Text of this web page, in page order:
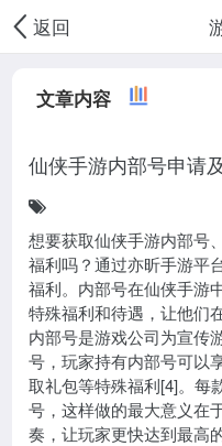
返回
文章内容
仙侠手游内部号申请
想要获取仙侠手游内部号
福利吗？通过亦昕手游平
福利。内部号在仙侠手游
特殊福利和待遇，让他们
内部号是游戏公司为宣传
号，玩家持有内部号可以
取礼包等特殊福利[4]。每
号，这样做的最大意义在
奏，让玩家更快达到最高